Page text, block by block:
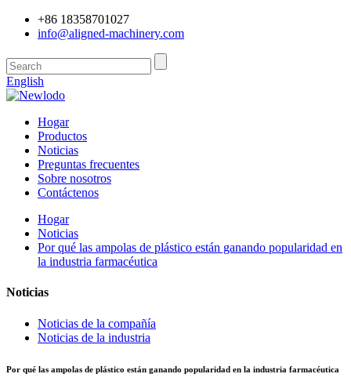
+86 18358701027
info@aligned-machinery.com
English
Hogar
Productos
Noticias
Preguntas frecuentes
Sobre nosotros
Contáctenos
Hogar
Noticias
Por qué las ampolas de plástico están ganando popularidad en
la industria farmacéutica
Noticias
Noticias de la compañía
Noticias de la industria
Por qué las ampolas de plástico están ganando popularidad en la industria farmacéutica